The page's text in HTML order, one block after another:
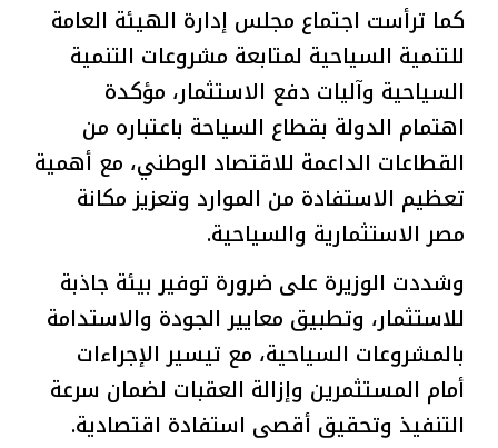
كما ترأست اجتماع مجلس إدارة الهيئة العامة
للتنمية السياحية لمتابعة مشروعات التنمية
السياحية وآليات دفع الاستثمار، مؤكدة
اهتمام الدولة بقطاع السياحة باعتباره من
القطاعات الداعمة للاقتصاد الوطني، مع أهمية
تعظيم الاستفادة من الموارد وتعزيز مكانة
مصر الاستثمارية والسياحية.
وشددت الوزيرة على ضرورة توفير بيئة جاذبة
للاستثمار، وتطبيق معايير الجودة والاستدامة
بالمشروعات السياحية، مع تيسير الإجراءات
أمام المستثمرين وإزالة العقبات لضمان سرعة
التنفيذ وتحقيق أقصى استفادة اقتصادية.